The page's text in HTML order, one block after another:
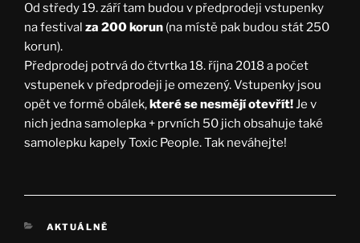
Od středy 19. září tam budou v předprodeji vstupenky
na festival za 200 korun (na místě pak budou stát 250
korun).
Předprodej potrvá do čtvrtka 18. října 2018 a počet
vstupenek v předprodeji je omezený. Vstupenky jsou
opět ve formě obálek,které se nesmějí otevřít!Je v
nich jedna samolepka + prvních 50 jich obsahuje také
samolepku kapely Toxic People. Tak neváhejte!
RUBRIKY
AKTUÁLNĚ